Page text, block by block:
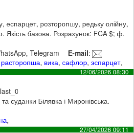
розторопшу, редьку олійну,
Якість базова. Розрахунок: FCA $; ф.
Telegram E-mail:
расторопша, вика,сафлор,эспарцет,
12/06/2026 08:30
суданки Білявка і Миронівська.
,
27/04/2026 09:11